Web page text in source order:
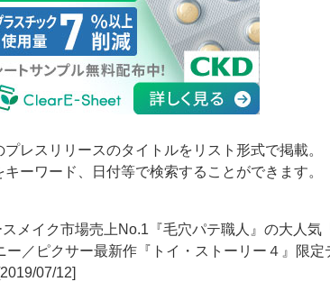
レスリリースのタイトルをリスト形式で掲載。
キーワード、日付等で検索することができます。
スメイク市場売上No.1『毛穴パテ職人』の大人気
ー／ピクサー最新作『トイ・ストーリー４』限定
07/12]